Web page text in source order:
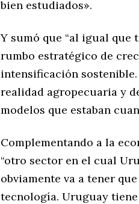
bien estudiados».
Y sumó que “al igual
rumbo estratégico de
intensificación
realidad agropecuaria y
modelos que estaban
Complementando a la
“otro sector en el cual
obviamente va a tener
tecnología. Uruguay